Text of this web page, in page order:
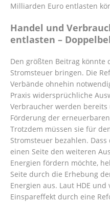
Milliarden Euro entlasten
Handel und
entlasten –
Den größten Beitrag könnte
Stromsteuer bringen. Die
Verbände ohnehin
Praxis widersprüchliche
Verbraucher werden bereits
Förderung der
Trotzdem müssen sie für
Stromsteuer bezahlen.
einen Seite den weiteren
Energien fördern möchte,
Seite durch die Erhebung
Energien aus. Laut HDE
Einspareffekt durch eine